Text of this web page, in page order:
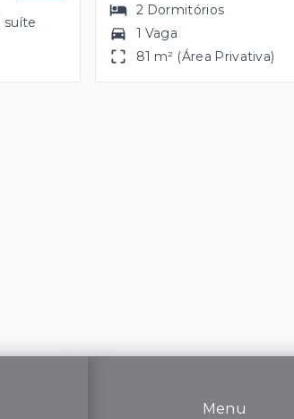
suíte
2 Dormitórios
1 Vaga
81 m² (Área Privativa)
Menu